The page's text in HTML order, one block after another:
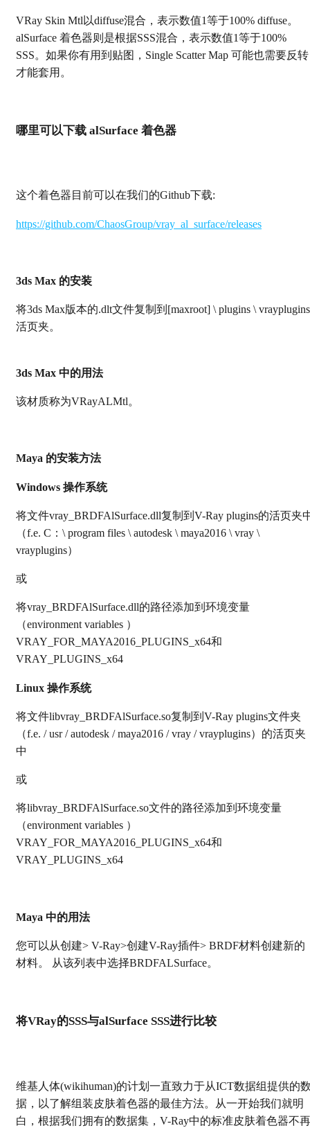
VRay Skin Mtl以diffuse混合，表示数值1等于100% diffuse。
alSurface 着色器则是根据SSS混合，表示数值1等于100%
SSS。如果你有用到贴图，Single Scatter Map 可能也需要反转
才能套用。
哪里可以下载 alSurface 着色器
这个着色器目前可以在我们的Github下载:
https://github.com/ChaosGroup/vray_al_surface/releases
3ds Max 的安装
将3ds Max版本的.dlt文件复制到[maxroot] \ plugins \ vrayplugins
活页夹。
3ds Max 中的用法
该材质称为VRayALMtl。
Maya 的安装方法
Windows 操作系统
将文件vray_BRDFAlSurface.dll复制到V-Ray plugins的活页夹
（f.e. C：\ program files \ autodesk \ maya2016 \ vray \
vrayplugins）
或
将vray_BRDFAlSurface.dll的路径添加到环境变量
（environment variables ）
VRAY_FOR_MAYA2016_PLUGINS_x64和
VRAY_PLUGINS_x64
Linux 操作系统
将文件libvray_BRDFAlSurface.so复制到V-Ray plugins文件夹
（f.e. / usr / autodesk / maya2016 / vray / vrayplugins）的活页夹
中
或
将libvray_BRDFAlSurface.so文件的路径添加到环境变量
（environment variables ）
VRAY_FOR_MAYA2016_PLUGINS_x64和
VRAY_PLUGINS_x64
Maya 中的用法
您可以从创建> V-Ray>创建V-Ray插件> BRDF材料创建新的
材料。 从该列表中选择BRDFALSurface。
将VRay的SSS与alSurface SSS进行比较
维基人体(wikihuman)的计划一直致力于从ICT数据组提供的
据，以了解组装皮肤着色器的最佳方法。从一开始我们就明
白，根据我们拥有的数据集，V-Ray中的标准皮肤着色器不再